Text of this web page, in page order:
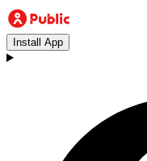
Install App